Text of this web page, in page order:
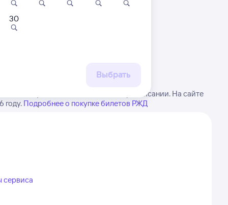
в виду, возможны изменения в расписании. На сайте
году. Подробнее о покупке билетов РЖД
сервиса
30
Выбрать